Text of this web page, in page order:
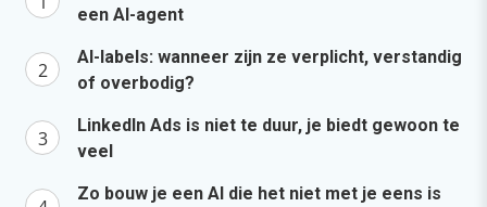
een AI-agent
AI-labels: wanneer zijn ze verplicht, verstandig
of overbodig?
LinkedIn Ads is niet te duur, je biedt gewoon te
veel
Zo bouw je een AI die het niet met je eens is